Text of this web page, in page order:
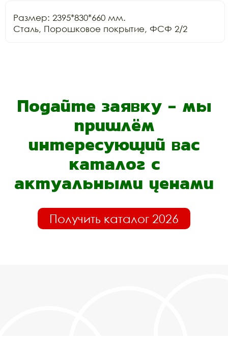
Размер: 2395*830*660 мм.
Сталь, Порошковое покрытие, ФСФ 2/2
Подайте заявку - мы
пришлём
интересующий вас
каталог с
актуальными ценами
Получить каталог 2026